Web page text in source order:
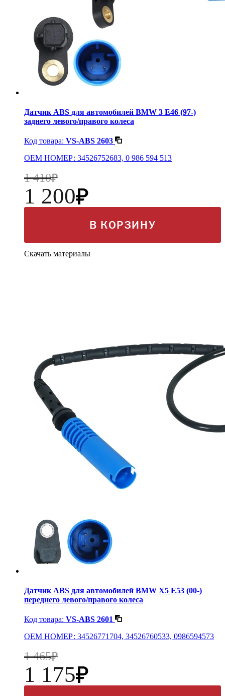
Датчик ABS для автомобилей BMW 3 E46 (97-)
заднего левого/правого колеса
Код товара: VS-ABS 2603
OEM НОМЕР: 34526752683, 0 986 594 513
1 410
1 200
В КОРЗИНУ
Скачать материалы
Датчик ABS для автомобилей BMW X5 E53 (00-)
переднего левого/правого колеса
Код товара: VS-ABS 2601
OEM НОМЕР: 34526771704, 34526760533, 0986594573
1 465
1 175